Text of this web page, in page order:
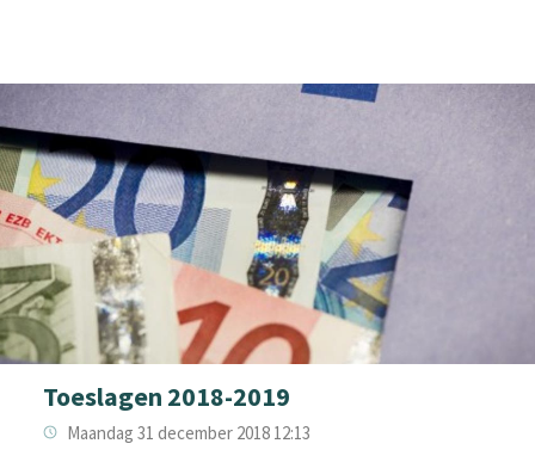
Toeslagen 2018-2019
Maandag 31 december 2018 12:13